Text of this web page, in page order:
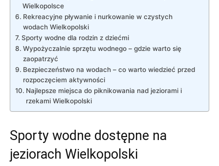
Wielkopolsce
Rekreacyjne pływanie i nurkowanie w czystych
wodach Wielkopolski
Sporty wodne dla rodzin z dziećmi
Wypożyczalnie sprzętu wodnego – gdzie warto się
zaopatrzyć
Bezpieczeństwo na wodach – co warto wiedzieć przed
rozpoczęciem aktywności
Najlepsze miejsca do piknikowania nad jeziorami i
rzekami Wielkopolski
Sporty wodne dostępne na
jeziorach Wielkopolski